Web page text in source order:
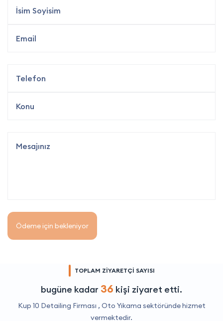
Ödeme için bekleniyor
TOPLAM ZİYARETÇİ SAYISI
bugüne kadar 36 kişi ziyaret etti.
Kup 10 Detailing Firması , Oto Yıkama sektöründe hizmet
vermektedir.